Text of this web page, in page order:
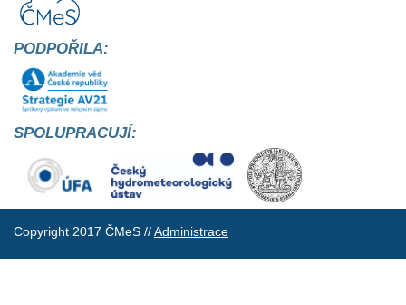
PODPOŘILA:
SPOLUPRACUJÍ:
Copyright 2017 ČMeS //Administrace